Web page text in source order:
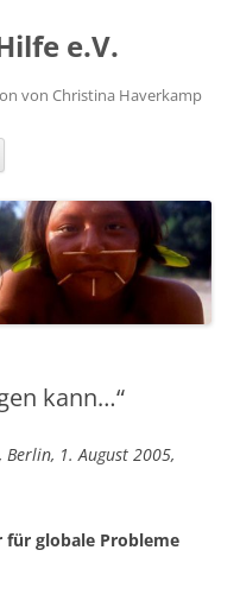
e.V.
von Christina Haverkamp
kann…“
1. August 2005,
globale Probleme